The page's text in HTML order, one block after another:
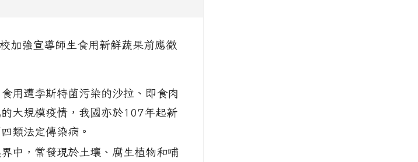
class=fancybox_gallery511959
大便器比例為1:23，不符合師生如廁需求， rel=fgallery511959
title=00.png rel=fgallery511959 class=fancybox_gallery511959
title= rel=fgallery511959 class=fancybox_gallery511959
title= rel=fgallery511959 class=fancybox_gallery511959
title= rel=fgallery511959 class=fancybox_gallery511959
title= rel=fgallery511959 class=fancybox_gallery511959
title= rel=fgallery511959 class=fancybox_gallery511959
image/gallery_511959_6_wMu.jpg title=因此申請112年老舊廁所整建計畫。
加強宣導師生食用新鮮蔬果前應徹
用遭李斯特菌污染的沙拉、即食肉
大規模疫情，我國亦於107年起新
類法定傳染病。
中，常發現於土壤、腐生植物和哺